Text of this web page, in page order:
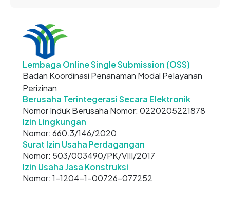
Lembaga Online Single Submission (OSS)
Badan Koordinasi Penanaman Modal Pelayanan
Perizinan
Berusaha Terintegerasi Secara Elektronik
Nomor Induk Berusaha Nomor: 0220205221878
Izin Lingkungan
Nomor: 660.3/146/2020
Surat Izin Usaha Perdagangan
Nomor: 503/003490/PK/VIII/2017
Izin Usaha Jasa Konstruksi
Nomor: 1-1204-1-00726-077252